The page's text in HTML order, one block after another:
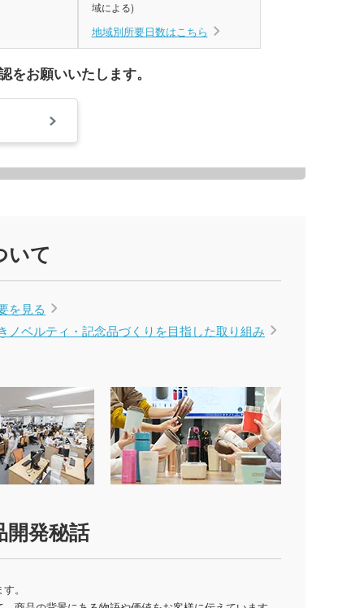
域による)
地域別所要日数はこちら
をお願いいたします。
いて
を見る
ノベルティ・記念品づくりを目指した取り組み
発秘話
。
マスク(オリジナル印
対策)
ケース
・湯たんぽ